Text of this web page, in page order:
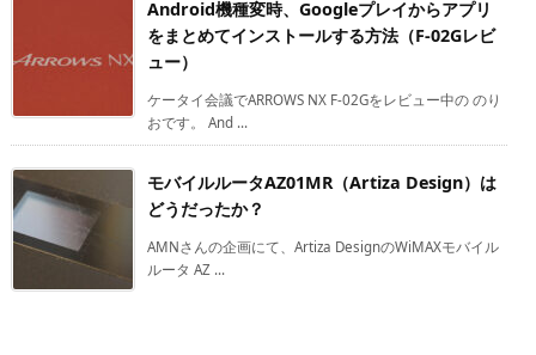
Android機種変時、Googleプレイからアプリ
をまとめてインストールする方法（F-02Gレビ
ュー）
ケータイ会議でARROWS NX F-02Gをレビュー中の のり
おです。 And ...
モバイルルータAZ01MR（Artiza Design）は
どうだったか？
AMNさんの企画にて、Artiza DesignのWiMAXモバイル
ルータ AZ ...